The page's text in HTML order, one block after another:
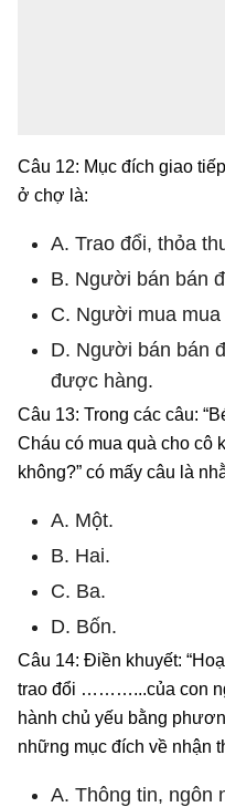
Câu 12: Mục đích giao
ở chợ là:
A. Trao đổi, thỏa
B. Người bán bán
C. Người mua
D. Người bán bán
được hàng.
Câu 13: Trong các câu:
Cháu có mua quà cho cô
không?” có mấy câu là
A. Một.
B. Hai.
C. Ba.
D. Bốn.
Câu 14: Điền khuyết:
trao đổi ………...của con
hành chủ yếu bằng
những mục đích về nhận
A. Thông tin, ngôn